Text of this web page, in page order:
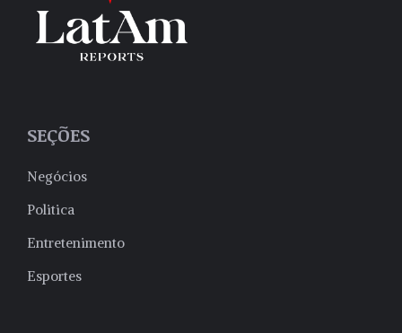
SEÇÕES
Negócios
Politica
Entretenimento
Esportes